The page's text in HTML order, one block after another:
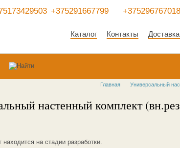
Главная Универсальный
настенный комплект
находится на стадии разработки.
+375291667799 +375296767018
Каталог Контакты